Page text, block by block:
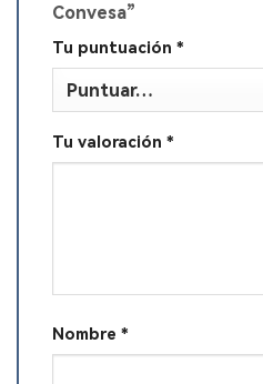
Convesa”
Tu puntuación *
Tu valoración *
Nombre *